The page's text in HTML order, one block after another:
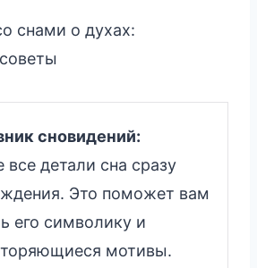
снами о духах:
сновидений:
все детали сна сразу
Это поможет вам
его символику и
мотивы.